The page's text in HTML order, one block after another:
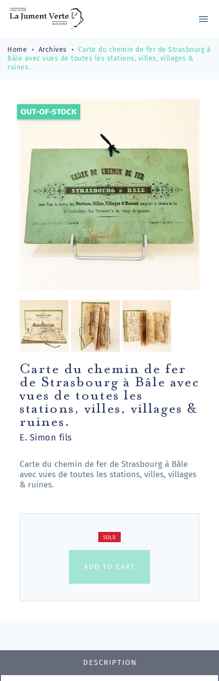
menu
Home Archives
Carte du chemin de fer de Strasbourg à
Bâle avec vues de toutes les stations, villes, villages &
ruines.
OUT-OF-STOCK
Carte du chemin de fer
de Strasbourg à Bâle avec
vues de toutes les
stations, villes, villages &
ruines.
E. Simon fils
Carte du chemin de fer de Strasbourg à Bâle
avec vues de toutes les stations, villes, villages
& ruines.
SOLD
ADD TO CART
DESCRIPTION